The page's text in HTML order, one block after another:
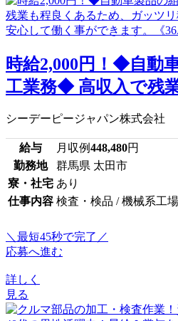
時給2,000円！◆自動
工業務◆ 高収入で残
シーデーピージャパン株式会社
給与 月収例448,480円
勤務地
群馬県 太田市
寮・社宅 あり
仕事内容 検査・検品 / 機械系工
＼最短45秒で完了／
応募へ進む
詳しく
見る